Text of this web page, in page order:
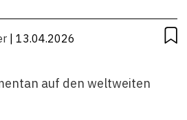
| 13.04.2026